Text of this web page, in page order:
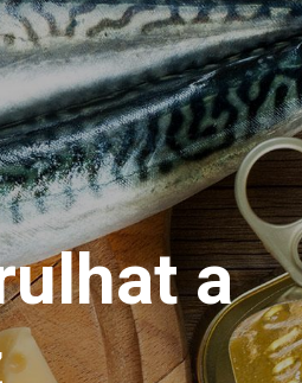
a